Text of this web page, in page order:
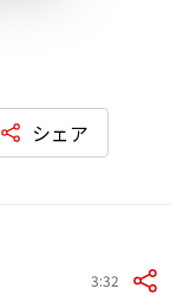
シェア
3:32